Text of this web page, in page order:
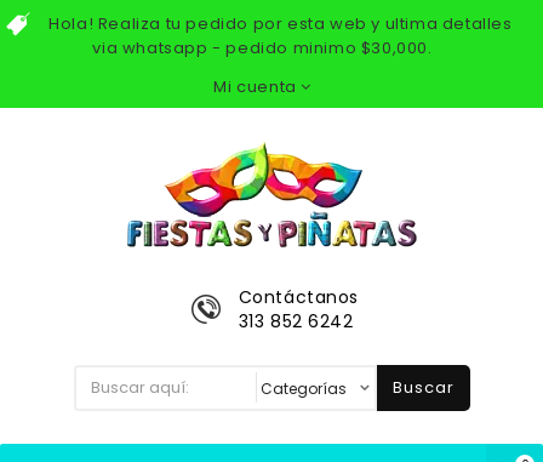
Hola! Realiza tu pedido por esta web y ultima detalles
via whatsapp - pedido minimo $30,000.
Mi cuenta
Contáctanos
313 852 6242
Buscar